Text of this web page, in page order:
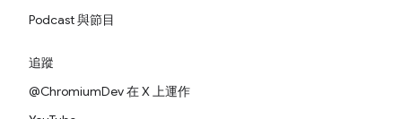
Podcast 與節目
追蹤
@ChromiumDev 在 X 上運作